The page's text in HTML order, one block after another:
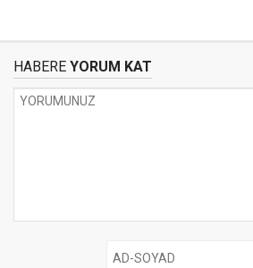
HABERE YORUM KAT